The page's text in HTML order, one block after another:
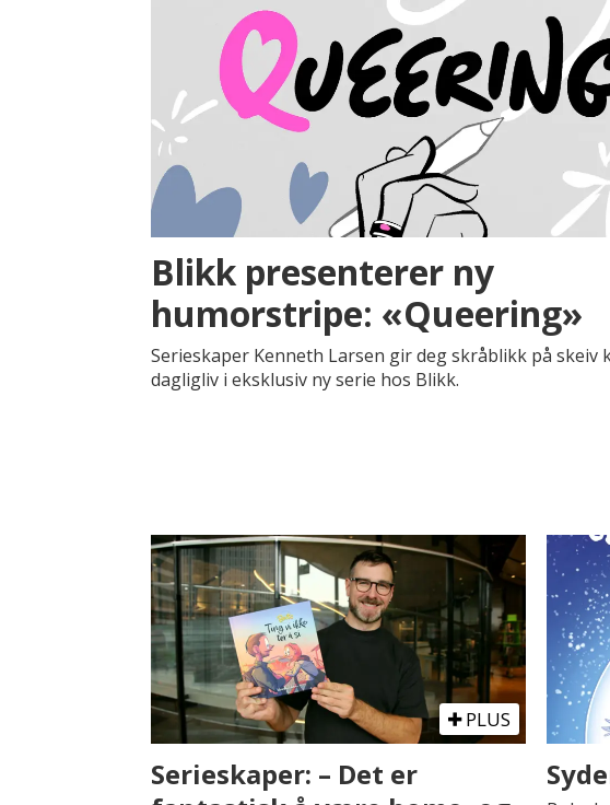
Blikk presenterer ny
humorstripe: «Queering»
Serieskaper Kenneth Larsen gir deg skråblikk på skeiv
dagligliv i eksklusiv ny serie hos Blikk.
PLUS
Serieskaper: – Det er